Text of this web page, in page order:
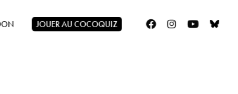
JOUER AU COCOQUIZ